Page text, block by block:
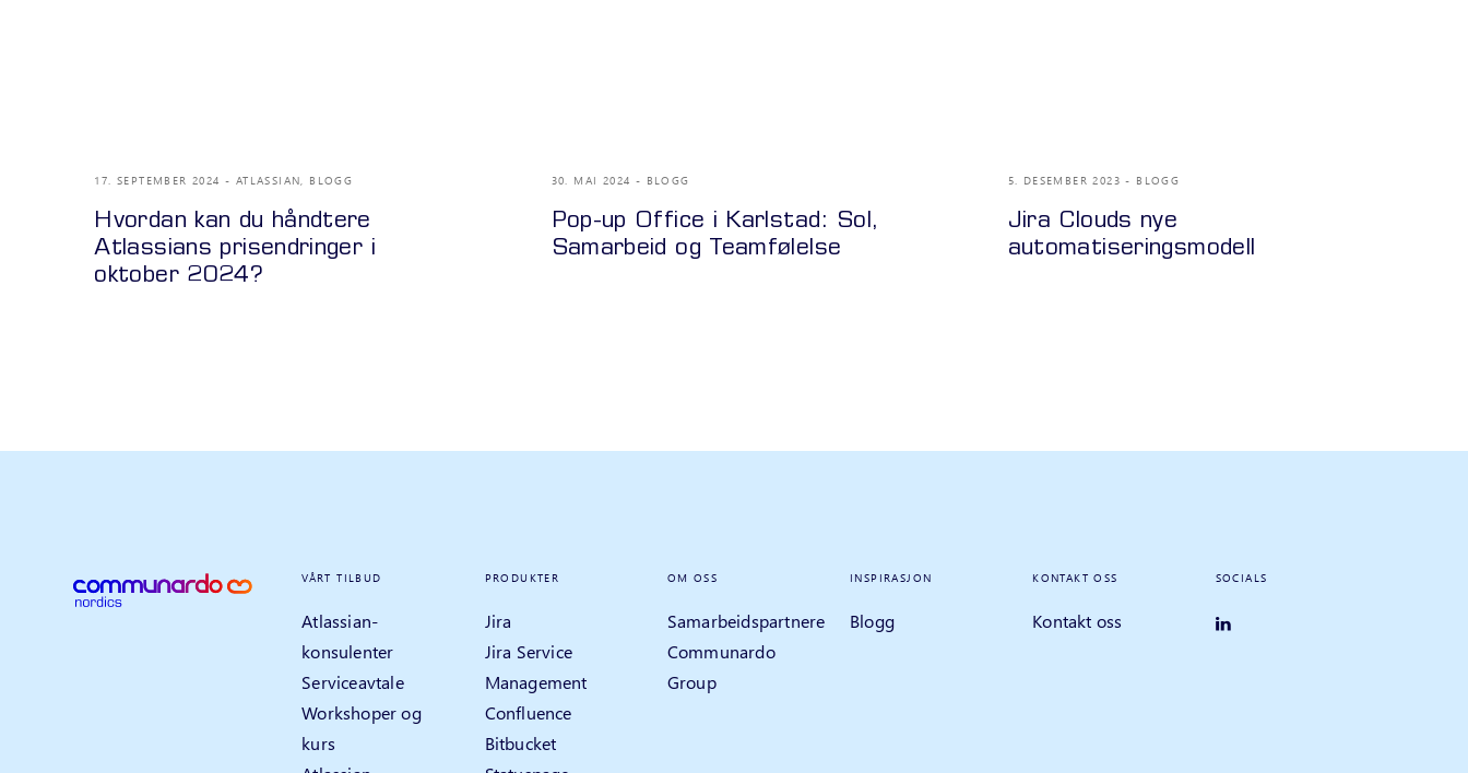
17. SEPTEMBER 2024 ATLASSIAN BLOGG
Hvordan kan du håndtere
Atlassians prisendringer i
oktober 2024?
30. MAI 2024 BLOGG
Pop-up Office i Karlstad: Sol,
Samarbeid og Teamfølelse
5. DESEMBER 2023 BLOGG
Jira Clouds nye
automatiseringsmodell
VÅRT TILBUD
Atlassian-
konsulenter
Serviceavtale
Workshoper og
kurs
PRODUKTER
Jira
Jira Service
Management
Confluence
Bitbucket
OM OSS
Samarbeidspartnere
Communardo
Group
INSPIRASJON
Blogg
KONTAKT OSS
Kontakt oss
SOCIALS